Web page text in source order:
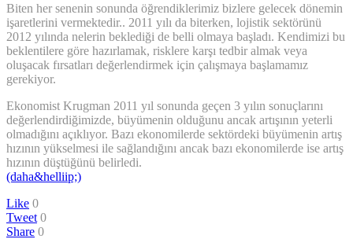
Biten her senenin sonunda öğrendiklerimiz bizlere gelecek dönemin
işaretlerini vermektedir.. 2011 yılı da biterken, lojistik sektörünü
2012 yılında nelerin beklediği de belli olmaya başladı. Kendimizi bu
beklentilere göre hazırlamak, risklere karşı tedbir almak veya
oluşacak fırsatları değerlendirmek için çalışmaya başlamamız
gerekiyor.
Ekonomist Krugman 2011 yıl sonunda geçen 3 yılın sonuçlarını
değerlendirdiğimizde, büyümenin olduğunu ancak artışının yeterli
olmadığını açıklıyor. Bazı ekonomilerde sektördeki büyümenin artış
hızının yükselmesi ile sağlandığını ancak bazı ekonomilerde ise artış
hızının düştüğünü belirledi.
(daha&helliip;)
Like 0
Tweet 0
Share 0